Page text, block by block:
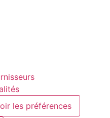
les préférences